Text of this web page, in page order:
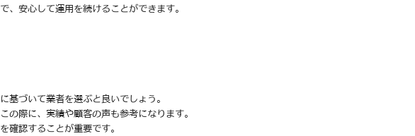
安心して運用を続けることができます。
づいて業者を選ぶと良いでしょう。
際に、実績や顧客の声も参考になります。
確認することが重要です。